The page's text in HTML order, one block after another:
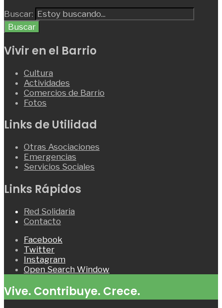
Buscar:
Buscar
Vivir en el Barrio
Cultura
Actividades
Comercios de Barrio
Fotos
Links de Utilidad
Otras Asociaciones
Emergencias
Servicios Sociales
Links Rápidos
Red Solidaria
Contacto
Facebook
Twitter
Instagram
Open Search Window
Vive. Contribuye. Crece.